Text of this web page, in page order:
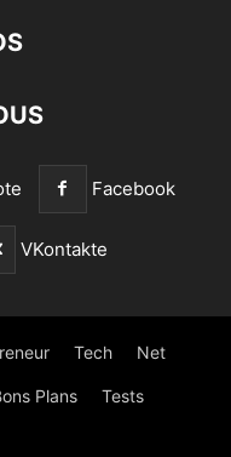
Facebook
VKontakte
Tech Net
Plans Tests